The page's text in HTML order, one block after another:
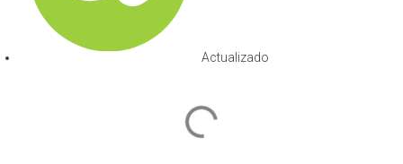
Actualizado